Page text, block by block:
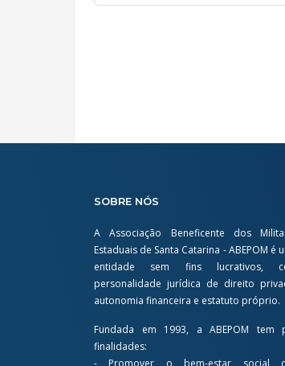
SOBRE NÓS
A Associação Beneficente dos
Estaduais de Santa Catarina - ABEPOM é
entidade sem fins lucrativos,
personalidade jurídica de direito
autonomia financeira e estatuto próprio.
Fundada em 1993, a ABEPOM tem
finalidades: